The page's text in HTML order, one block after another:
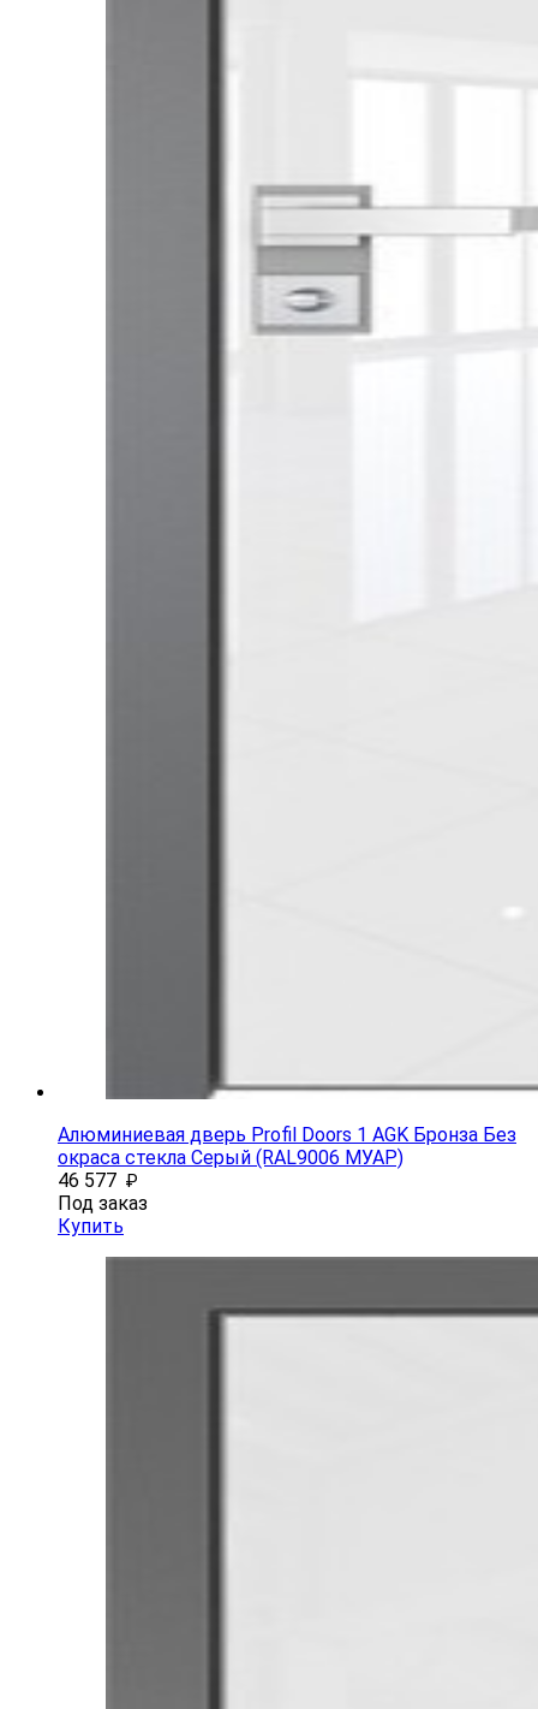
Алюминиевая дверь Profil Doors 1 AGK Бронза Без
окраса стекла Серый (RAL9006 МУАР)
46 577 ₽
Под заказ
Купить